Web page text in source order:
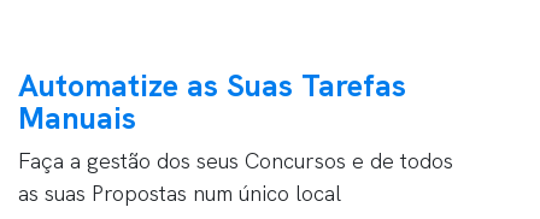
Automatize as Suas Tarefas
Manuais
Faça a gestão dos seus Concursos e de todos
as suas Propostas num único local